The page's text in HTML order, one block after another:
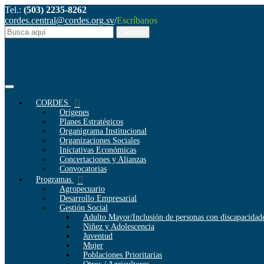
Tel.: (503) 2235-8262
cordes.central@cordes.org.sv/Escríbanos
CORDES
Orígenes
Planes Estratégicos
Organigrama Institucional
Organizaciones Sociales
Iniciativas Económicas
Concertaciones y Alianzas
Convocatorias
Programas
Agropecuario
Desarrollo Empresarial
Gestión Social
Adulto Mayor/Inclusión de personas con
Niñez y Adolescencia
Juventud
Mujer
Poblaciones Prioritarias